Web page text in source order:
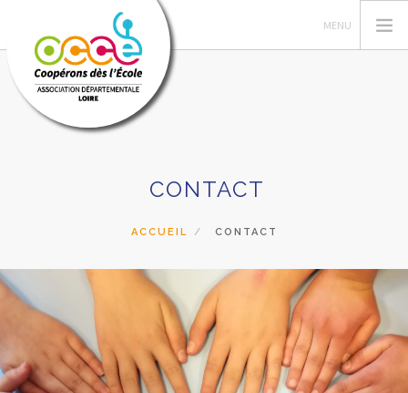
GERER SA COOPERATIVE
PRETS ET SERVICES
RECHERCHER
CONTACT
CONTACT
ACCUEIL CONTACT